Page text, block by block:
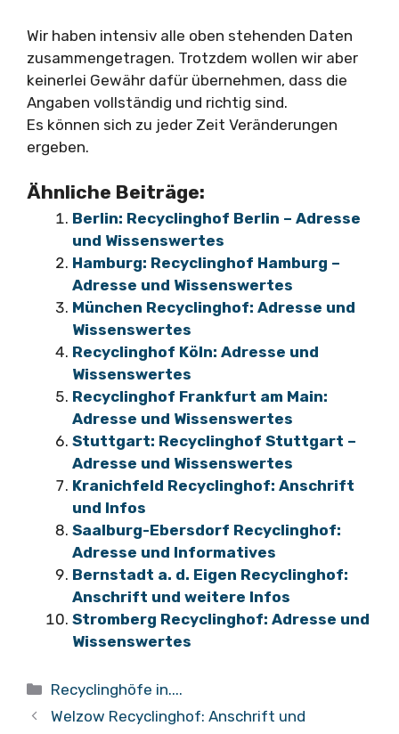
Wir haben intensiv alle oben stehenden Daten
zusammengetragen. Trotzdem wollen wir aber
keinerlei Gewähr dafür übernehmen, dass die
Angaben vollständig und richtig sind.
Es können sich zu jeder Zeit Veränderungen
ergeben.
Ähnliche Beiträge:
Berlin: Recyclinghof Berlin – Adresse
und Wissenswertes
Hamburg: Recyclinghof Hamburg –
Adresse und Wissenswertes
München Recyclinghof: Adresse und
Wissenswertes
Recyclinghof Köln: Adresse und
Wissenswertes
Recyclinghof Frankfurt am Main:
Adresse und Wissenswertes
Stuttgart: Recyclinghof Stuttgart –
Adresse und Wissenswertes
Kranichfeld Recyclinghof: Anschrift
und Infos
Saalburg-Ebersdorf Recyclinghof:
Adresse und Informatives
Bernstadt a. d. Eigen Recyclinghof:
Anschrift und weitere Infos
Stromberg Recyclinghof: Adresse und
Wissenswertes
Kategorien
Recyclinghöfe in....
Welzow Recyclinghof: Anschrift und